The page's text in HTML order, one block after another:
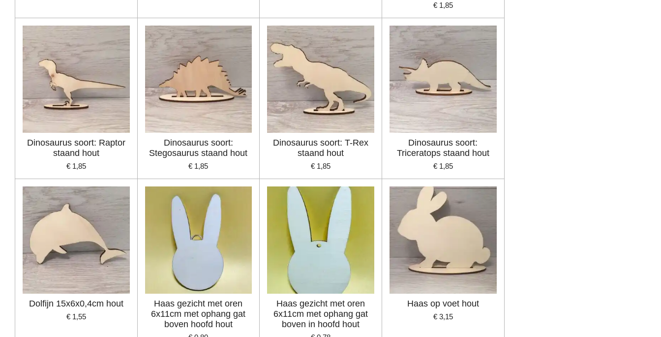
€ 1,85
Dinosaurus soort: Raptor
staand hout
€ 1,85
Dinosaurus soort:
Stegosaurus staand hout
€ 1,85
Dinosaurus soort: T-Rex
staand hout
€ 1,85
Dinosaurus soort:
Triceratops staand hout
€ 1,85
Dolfijn 15x6x0,4cm hout
€ 1,55
Haas gezicht met oren
6x11cm met ophang gat
boven hoofd hout
Haas gezicht met oren
6x11cm met ophang gat
boven in hoofd hout
Haas op voet hout
€ 3,15